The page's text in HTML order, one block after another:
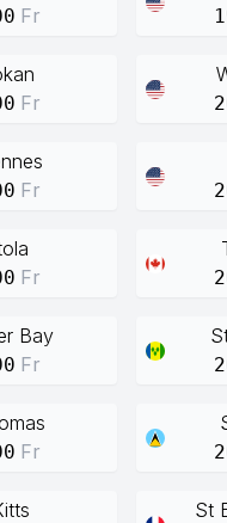
Fr
Fr
Fr
Fr
Bay
Fr
Fr
St